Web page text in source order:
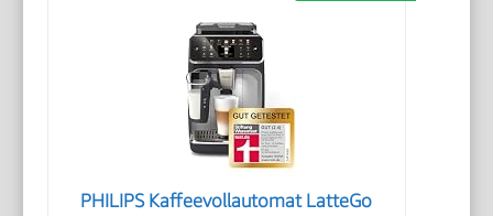
PHILIPS Kaffeevollautomat LatteGo